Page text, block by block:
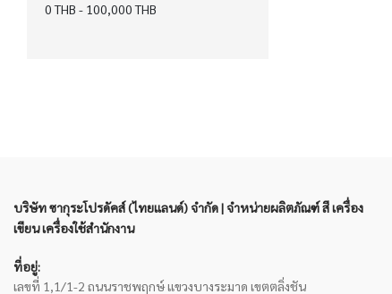
สำหรับคนถนัดมือซ้าย (8)
ได้รับมาตรฐาน EN71 (0)
0THB - 100,000THB
บริษัท ซากุระโปรดัคส์ (ไทยแลนด์) จำกัด | จำหน่ายผลิตภัณฑ์ สี เครื่อง
เขียน เครื่องใช้สำนักงาน
ที่อยู่:
เลขที่ 1,1/1-2 ถนนราชพฤกษ์ แขวงบางระมาด เขตตลิ่งชัน